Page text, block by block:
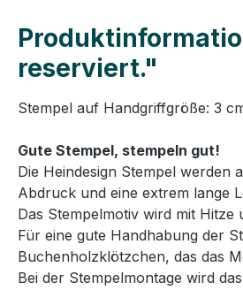
reserviert."
Stempel auf Handgriffgröße: 3
Gute Stempel, stempeln gut!
Die Heindesign Stempel werden
Abdruck und eine extrem lange
Das Stempelmotiv wird mit
Für eine gute Handhabung der
Buchenholzklötzchen, das das
Bei der Stempelmontage wird